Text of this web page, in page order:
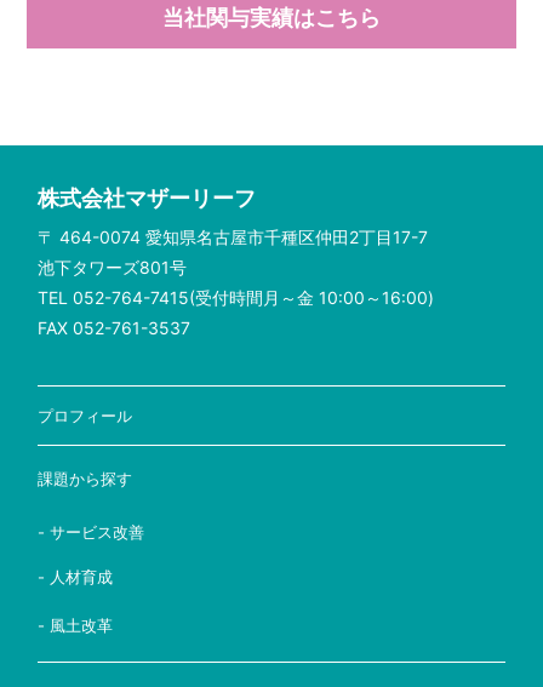
当社関与実績はこちら
株式会社マザーリーフ
〒 464-0074 愛知県名古屋市千種区仲田2丁目17-7
池下タワーズ801号
TEL 052-764-7415(受付時間月～金 10:00～16:00)
FAX 052-761-3537
プロフィール
課題から探す
- サービス改善
- 人材育成
- 風土改革